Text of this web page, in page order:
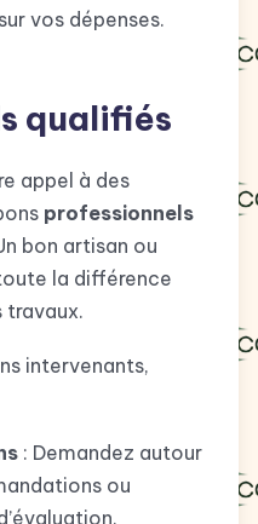
vos dépenses.
qualifiés
appel à des
professionnels
bon artisan ou
la différence
travaux.
intervenants,
: Demandez autour
ou